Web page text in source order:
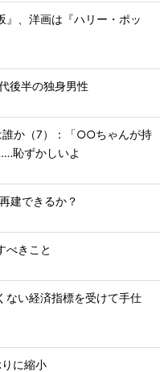
』、洋画は『ハリー・ポッ
後半の独身男性
誰か（7）：「○○ちゃんが持
恥ずかしいよ
建できるか？
べきこと
ない経済指標を受けて手仕
に縮小